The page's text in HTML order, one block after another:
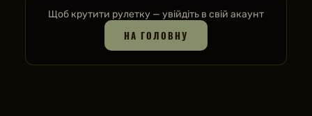
Щоб крутити рулетку — увійдіть в свій акаунт
НА ГОЛОВНУ